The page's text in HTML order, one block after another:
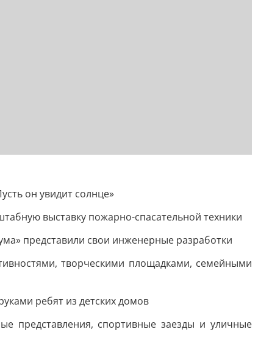
он увидит солнце»
выставку пожарно-спасательной техники
представили свои инженерные разработки
творческими площадками, семейными
ребят из детских домов
представления, спортивные заезды и уличные